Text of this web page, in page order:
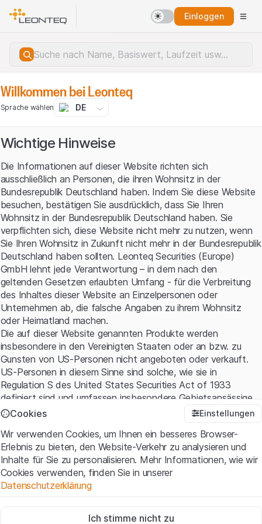
Einloggen
Serverfehler.
Willkommen bei Leonteq
Sprache wählen DE
Wichtige Hinweise
Die Informationen auf dieser Website richten sich
ausschließlich an Personen, die ihren Wohnsitz in der
Bundesrepublik Deutschland haben. Indem Sie diese Website
besuchen, bestätigen Sie ausdrücklich, dass Sie Ihren
Wohnsitz in der Bundesrepublik Deutschland haben. Sie
verpflichten sich, diese Website nicht mehr zu nutzen, wenn
Sie Ihren Wohnsitz in Zukunft nicht mehr in der Bundesrepublik
Deutschland haben sollten. Leonteq Securities (Europe)
GmbH lehnt jede Verantwortung – in dem nach den
geltenden Gesetzen erlaubten Umfang - für die Verbreitung
des Inhaltes dieser Website an Einzelpersonen oder
Unternehmen ab, die falsche Angaben zu ihrem Wohnsitz
oder Heimatland machen.
Die auf dieser Website genannten Produkte werden
insbesondere in den Vereinigten Staaten oder an bzw. zu
Gunsten von US-Personen nicht angeboten oder verkauft.
US-Personen in diesem Sinne sind solche, wie sie in
Regulation S des United States Securities Act of 1933
definiert sind und umfassen insbesondere Gebietsansässige
der Vereinigten Staaten sowie amerikanische Kapital- und
Nutzungsbedingungen und rechtliche Informationen
Mit dem Zugriff auf diese Website erklären Sie, dass Sie die
rechtlichen Informationen und die wichtigen Hinweise und
Nutzungsbedingungen verstanden haben und akzeptieren.
sind, unterlassen Sie bitte den Zugriff auf diese Website.
Cookies Einstellungen
Wir verwenden Cookies, um Ihnen ein besseres Browser-
Erlebnis zu bieten, den Website-Verkehr zu analysieren und
Inhalte für Sie zu personalisieren. Mehr Informationen, wie wir
Cookies verwenden, finden Sie in unserer
Datenschutzerklärung
Diese Cookies sind für die Website erforderlich und können nicht
Ich stimme nicht zu